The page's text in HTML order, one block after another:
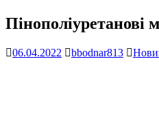
Пінополіуретанові
06.04.2022 bbodnar813